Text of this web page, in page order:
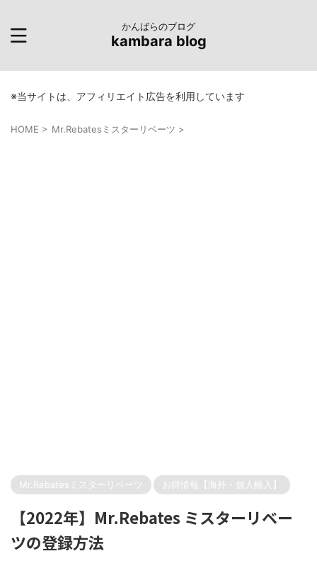
かんばらのブログ
kambara blog
※当サイトは、アフィリエイト広告を利用しています
HOME > Mr.Rebatesミスターリベーツ >
Mr.Rebatesミスターリベーツ お得情報【海外・個人輸入】
【2022年】Mr.Rebates ミスターリベー
ツの登録方法